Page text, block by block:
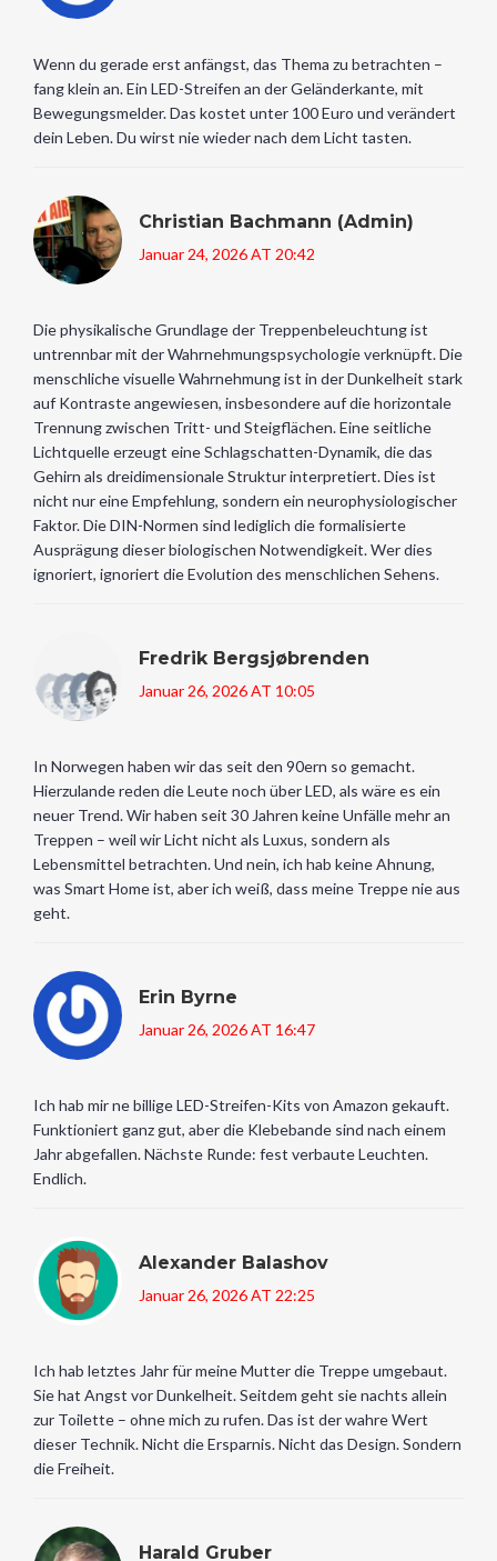
Wenn du gerade erst anfängst, das Thema zu betrachten –
fang klein an. Ein LED-Streifen an der Geländerkante, mit
Bewegungsmelder. Das kostet unter 100 Euro und verändert
dein Leben. Du wirst nie wieder nach dem Licht tasten.
Christian Bachmann (Admin)
Januar 24, 2026 AT 20:42
Die physikalische Grundlage der Treppenbeleuchtung ist
untrennbar mit der Wahrnehmungspsychologie verknüpft. Die
menschliche visuelle Wahrnehmung ist in der Dunkelheit stark
auf Kontraste angewiesen, insbesondere auf die horizontale
Trennung zwischen Tritt- und Steigflächen. Eine seitliche
Lichtquelle erzeugt eine Schlagschatten-Dynamik, die das
Gehirn als dreidimensionale Struktur interpretiert. Dies ist
nicht nur eine Empfehlung, sondern ein neurophysiologischer
Faktor. Die DIN-Normen sind lediglich die formalisierte
Ausprägung dieser biologischen Notwendigkeit. Wer dies
ignoriert, ignoriert die Evolution des menschlichen Sehens.
Fredrik Bergsjøbrenden
Januar 26, 2026 AT 10:05
In Norwegen haben wir das seit den 90ern so gemacht.
Hierzulande reden die Leute noch über LED, als wäre es ein
neuer Trend. Wir haben seit 30 Jahren keine Unfälle mehr an
Treppen – weil wir Licht nicht als Luxus, sondern als
Lebensmittel betrachten. Und nein, ich hab keine Ahnung,
was Smart Home ist, aber ich weiß, dass meine Treppe nie aus
geht.
Erin Byrne
Januar 26, 2026 AT 16:47
Ich hab mir ne billige LED-Streifen-Kits von Amazon gekauft.
Funktioniert ganz gut, aber die Klebebande sind nach einem
Jahr abgefallen. Nächste Runde: fest verbaute Leuchten.
Endlich.
Alexander Balashov
Januar 26, 2026 AT 22:25
Ich hab letztes Jahr für meine Mutter die Treppe umgebaut.
Sie hat Angst vor Dunkelheit. Seitdem geht sie nachts allein
zur Toilette – ohne mich zu rufen. Das ist der wahre Wert
dieser Technik. Nicht die Ersparnis. Nicht das Design. Sondern
die Freiheit.
Harald Gruber